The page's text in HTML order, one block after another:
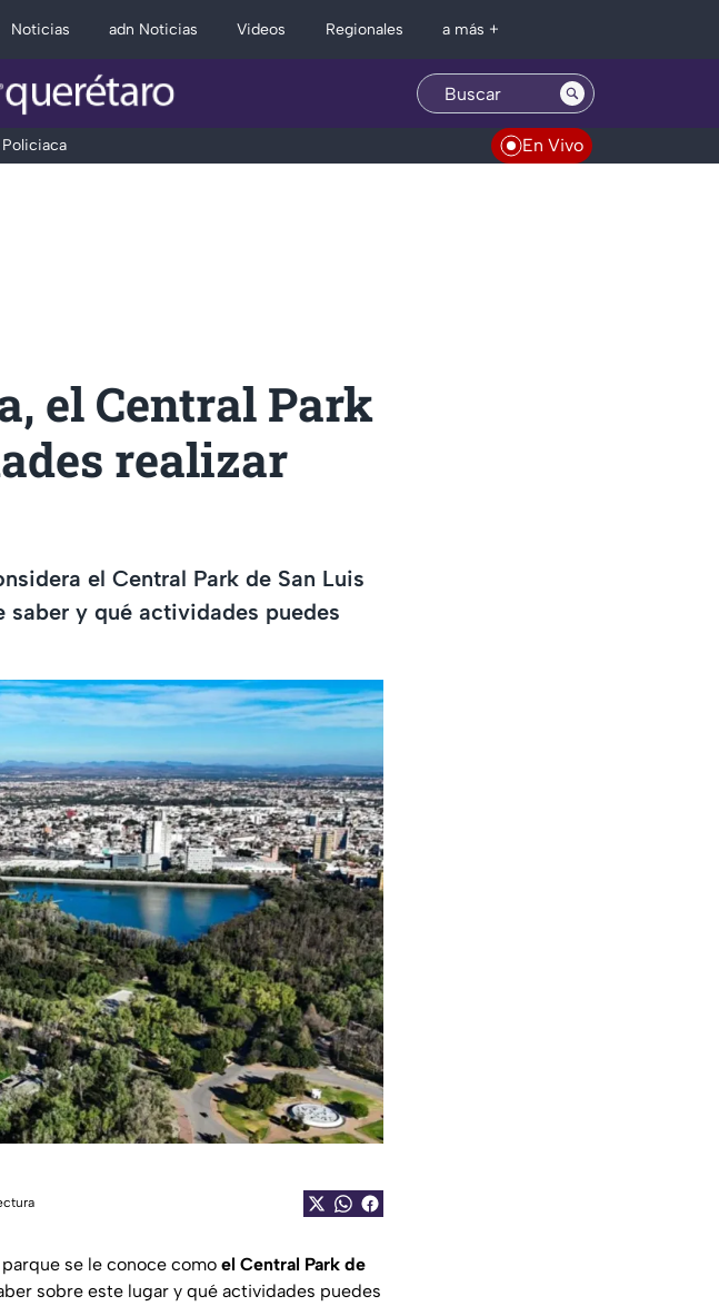
Noticias adn Noticias Videos Regionales a más +
Policiaca En Vivo
el Central Park
realizar
el Central Park de San Luis
y qué actividades puedes
se le conoce como el Central Park de
sobre este lugar y qué actividades puedes